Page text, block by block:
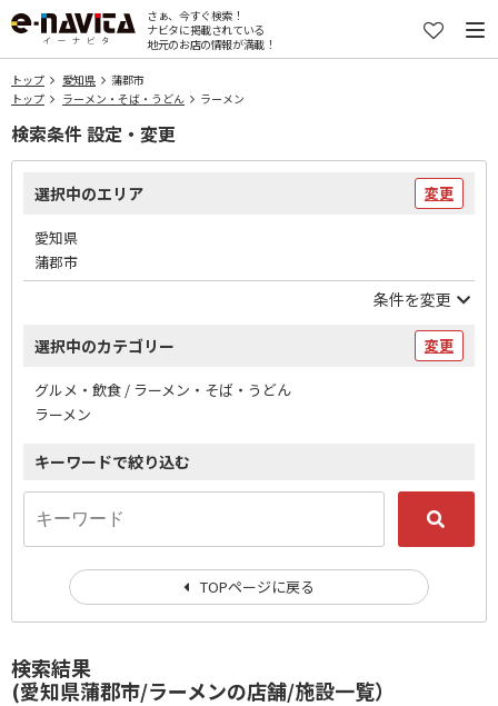
さぁ、今すぐ検索！
ナビタに掲載されている
地元のお店の情報が満載！
トップ 愛知県
蒲郡市
トップ
ラーメン・そば・うどん ラーメン
検索結果
(愛知県蒲郡市/ラーメンの店舗/施設一覧）
検索条件 設定・変更
選択中のエリア 変更
愛知県
蒲郡市
条件を変更
選択中のカテゴリー 変更
グルメ・飲食 / ラーメン・そば・うどん
ラーメン
キーワードで絞り込む
TOPページに戻る